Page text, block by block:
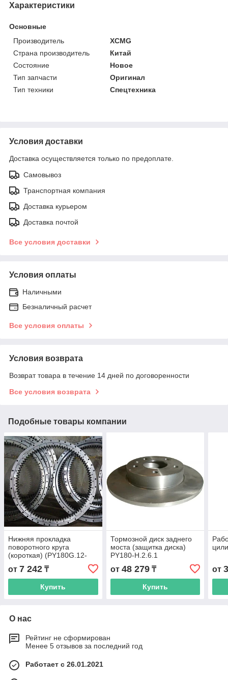
Характеристики
Основные
Производитель
XCMG
Страна производитель
Китай
Состояние
Новое
Тип запчасти
Оригинал
Тип техники
Спецтехника
Условия доставки
Доставка осуществляется только по предоплате.
Самовывоз
Транспортная компания
Доставка курьером
Доставка почтой
Все условия доставки
Условия оплаты
Наличными
Безналичный расчет
Все условия оплаты
Условия возврата
Возврат товара в течение 14 дней по договоренности
Все условия возврата
Подобные товары компании
Нижняя прокладка
поворотного круга
(короткая) (PY180G.12-
6A) 1210030
от 7 242 ₸
Купить
Тормозной диск заднего
моста (защитка диска)
PY180-H.2.6.1
от 48 279₸
Купить
от
О нас
Рейтинг не сформирован
Менее 5 отзывов за последний год
Работает с 26.01.2021